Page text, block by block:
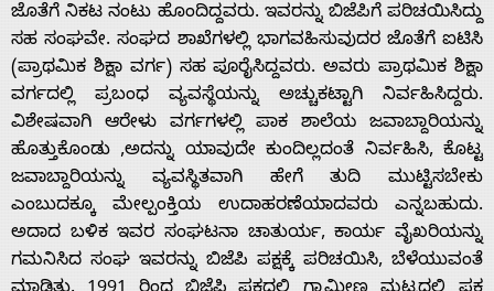
ಜೊತೆಗೆ ನಿಕಟ ನಂಟು ಹೊಂದಿದ್ದವರು. ಇವರನ್ನು ಬಿಜೆಪಿ‌ಗೆ ಪರಿಚಯಿಸಿದ್ದು
ಸಹ ಸಂಘವೇ. ಸಂಘದ ಶಾಖೆಗಳಲ್ಲಿ ಭಾಗವಹಿಸುವುದರ ಜೊತೆಗೆ ಐಟಿಸಿ
(ಪ್ರಾಥಮಿಕ ಶಿಕ್ಷಾ ವರ್ಗ) ಸಹ ಪೂರೈಸಿದ್ದವರು. ಅವರು ಪ್ರಾಥಮಿಕ ಶಿಕ್ಷಾ
ವರ್ಗದಲ್ಲಿ ಪ್ರಬಂಧ ವ್ಯವಸ್ಥೆ‌ಯನ್ನು ಅಚ್ಚುಕಟ್ಟಾಗಿ ನಿರ್ವಹಿಸಿದ್ದರು.
ವಿಶೇಷ‌ವಾಗಿ ಆರೇಳು ವರ್ಗಗಳಲ್ಲಿ ಪಾಕ ಶಾಲೆಯ ಜವಾಬ್ದಾರಿ‌ಯನ್ನು
ಹೊತ್ತುಕೊಂಡು ,ಅದನ್ನು ಯಾವುದೇ ಕುಂದಿಲ್ಲದಂತೆ ನಿರ್ವಹಿಸಿ, ಕೊಟ್ಟ
ಜವಾಬ್ದಾರಿ‌ಯನ್ನು ವ್ಯವಸ್ಥಿತವಾಗಿ ಹೇಗೆ ತುದಿ ಮುಟ್ಟಿಸಬೇಕು
ಎಂಬುದಕ್ಕೂ ಮೇಲ್ಪಂಕ್ತಿಯ ಉದಾಹರಣೆಯಾದವರು ಎನ್ನಬಹುದು.
ಅದಾದ ಬಳಿಕ ಇವರ ಸಂಘಟನಾ ಚಾತುರ್ಯ, ಕಾರ್ಯ ವೈಖರಿಯನ್ನು
ಗಮನಿಸಿದ ಸಂಘ ಇವರನ್ನು ಬಿಜೆಪಿ ಪಕ್ಷಕ್ಕೆ ಪರಿಚಯಿಸಿ, ಬೆಳೆಯುವಂತೆ